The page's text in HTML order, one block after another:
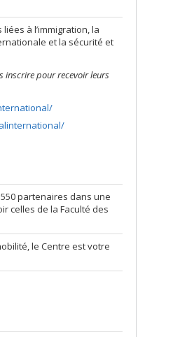
à l’immigration, la
et la sécurité et
inscrire pour recevoir leurs
partenaires dans une
celles de la Faculté des
le Centre est votre